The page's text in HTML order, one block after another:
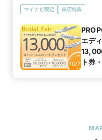
マイナビ限定 来店特典
エデ
ト券